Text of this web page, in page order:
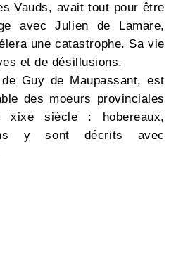
Vauds, avait tout pour être
avec Julien de Lamare,
une catastrophe. Sa vie
et de désillusions.
Guy de Maupassant, est
des moeurs provinciales
xixe siècle : hobereaux,
y sont décrits avec